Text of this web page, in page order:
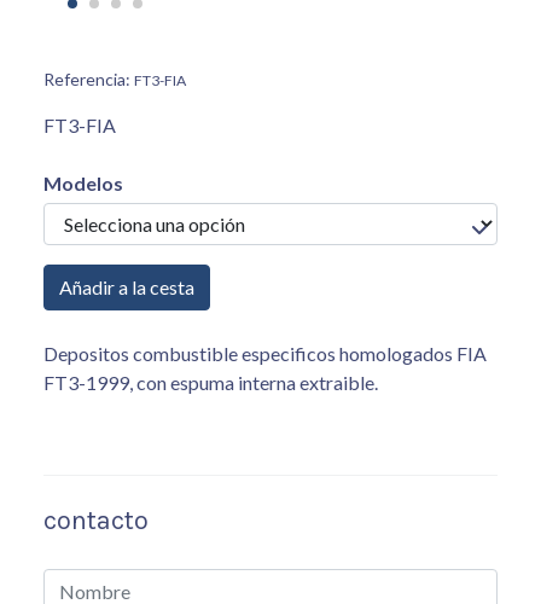
Referencia: FT3-FIA
FT3-FIA
Modelos
Añadir a la cesta
Depositos combustible especificos homologados FIA
FT3-1999, con espuma interna extraible.
contacto